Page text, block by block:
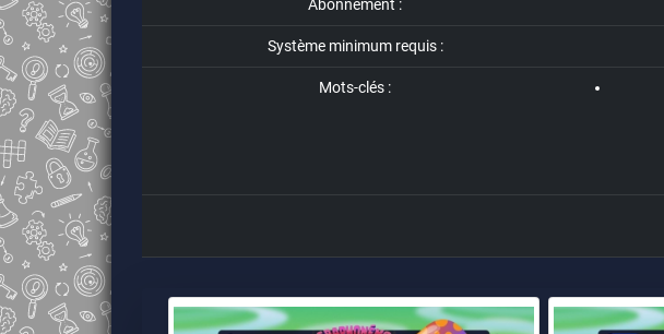
Abonnement :
Système minimum requis :
Mots-clés :